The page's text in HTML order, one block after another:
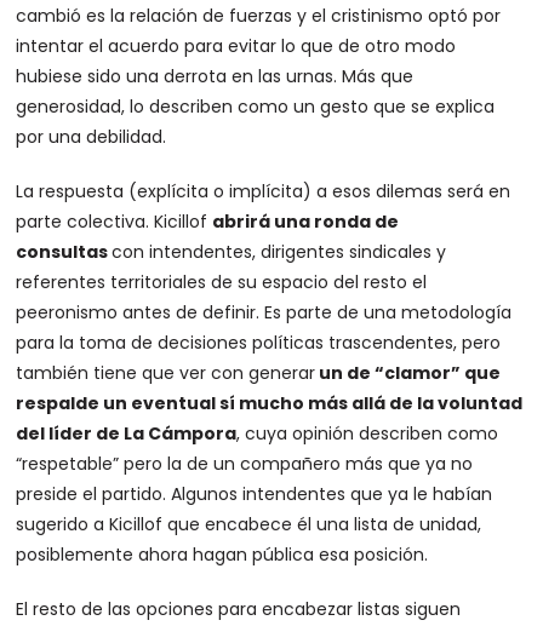
cambió es la relación de fuerzas y el cristinismo optó por
intentar el acuerdo para evitar lo que de otro modo
hubiese sido una derrota en las urnas. Más que
generosidad, lo describen como un gesto que se explica
por una debilidad.
La respuesta (explícita o implícita) a esos dilemas será en
parte colectiva. Kicillof abrirá una ronda de
consultascon intendentes, dirigentes sindicales y
referentes territoriales de su espacio del resto el
peeronismo antes de definir. Es parte de una metodología
para la toma de decisiones políticas trascendentes, pero
también tiene que ver con generar un de “clamor” que
respalde un eventual sí mucho más allá de la voluntad
del líder de La Cámpora, cuya opinión describen como
“respetable” pero la de un compañero más que ya no
preside el partido. Algunos intendentes que ya le habían
sugerido a Kicillof que encabece él una lista de unidad,
posiblemente ahora hagan pública esa posición.
El resto de las opciones para encabezar listas siguen